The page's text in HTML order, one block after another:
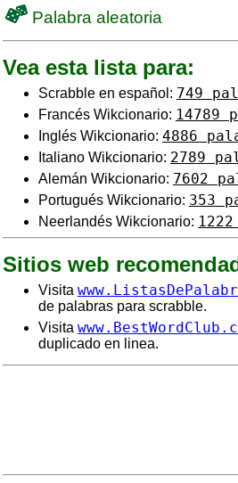
Palabra aleatoria
Vea esta lista para:
Scrabble en español: 749
Francés Wikcionario: 14789
Inglés Wikcionario: 4886
Italiano Wikcionario: 2789
Alemán Wikcionario: 7602
Portugués Wikcionario: 353
Neerlandés Wikcionario:
Sitios web
Visita
de palabras para scrabble.
Visita
duplicado en linea.